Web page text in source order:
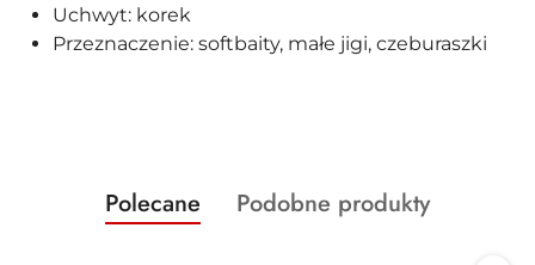
Uchwyt: korek
Przeznaczenie: softbaity, małe jigi, czeburaszki
Pomiń karuzelę produktów
Produkty
o
Polecane
Produkty
Podobne produkty